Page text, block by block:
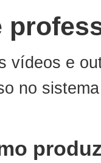
vídeos e
no